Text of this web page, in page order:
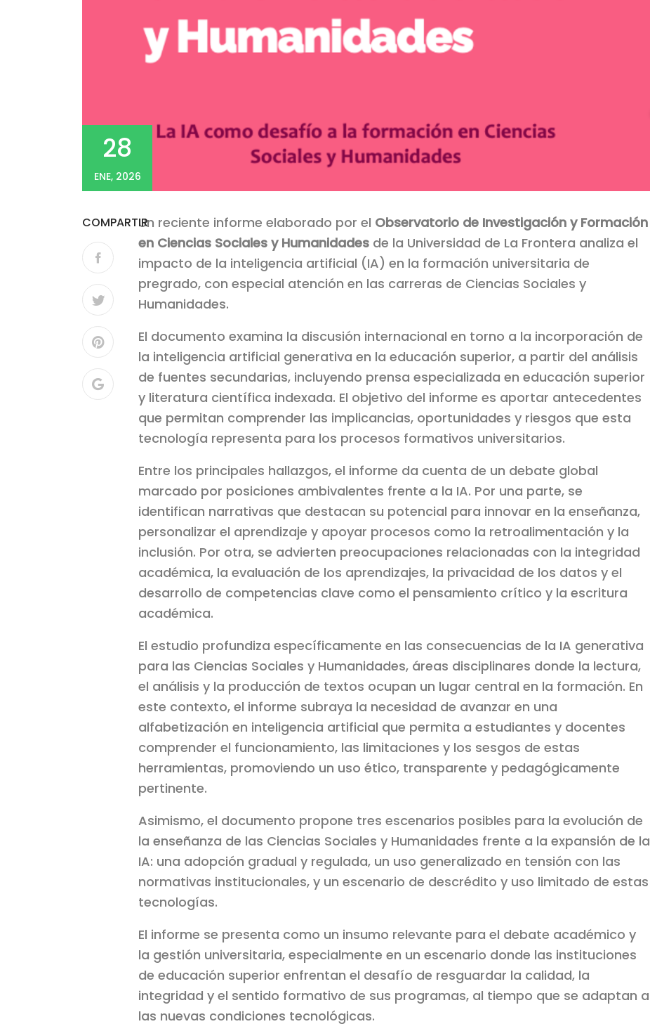
28
ENE, 2026
COMPARTIRUn reciente informe elaborado por el Observatorio de Investigación y Formación
en Ciencias Sociales y Humanidades de la Universidad de La Frontera analiza el
impacto de la inteligencia artificial (IA) en la formación universitaria de
pregrado, con especial atención en las carreras de Ciencias Sociales y
Humanidades.
El documento examina la discusión internacional en torno a la incorporación de
la inteligencia artificial generativa en la educación superior, a partir del análisis
de fuentes secundarias, incluyendo prensa especializada en educación superior
y literatura científica indexada. El objetivo del informe es aportar antecedentes
que permitan comprender las implicancias, oportunidades y riesgos que esta
tecnología representa para los procesos formativos universitarios.
Entre los principales hallazgos, el informe da cuenta de un debate global
marcado por posiciones ambivalentes frente a la IA. Por una parte, se
identifican narrativas que destacan su potencial para innovar en la enseñanza,
personalizar el aprendizaje y apoyar procesos como la retroalimentación y la
inclusión. Por otra, se advierten preocupaciones relacionadas con la integridad
académica, la evaluación de los aprendizajes, la privacidad de los datos y el
desarrollo de competencias clave como el pensamiento crítico y la escritura
académica.
El estudio profundiza específicamente en las consecuencias de la IA generativa
para las Ciencias Sociales y Humanidades, áreas disciplinares donde la lectura,
el análisis y la producción de textos ocupan un lugar central en la formación. En
este contexto, el informe subraya la necesidad de avanzar en una
alfabetización en inteligencia artificial que permita a estudiantes y docentes
comprender el funcionamiento, las limitaciones y los sesgos de estas
herramientas, promoviendo un uso ético, transparente y pedagógicamente
pertinente.
Asimismo, el documento propone tres escenarios posibles para la evolución de
la enseñanza de las Ciencias Sociales y Humanidades frente a la expansión de la
IA: una adopción gradual y regulada, un uso generalizado en tensión con las
normativas institucionales, y un escenario de descrédito y uso limitado de estas
tecnologías.
El informe se presenta como un insumo relevante para el debate académico y
la gestión universitaria, especialmente en un escenario donde las instituciones
de educación superior enfrentan el desafío de resguardar la calidad, la
integridad y el sentido formativo de sus programas, al tiempo que se adaptan a
las nuevas condiciones tecnológicas.